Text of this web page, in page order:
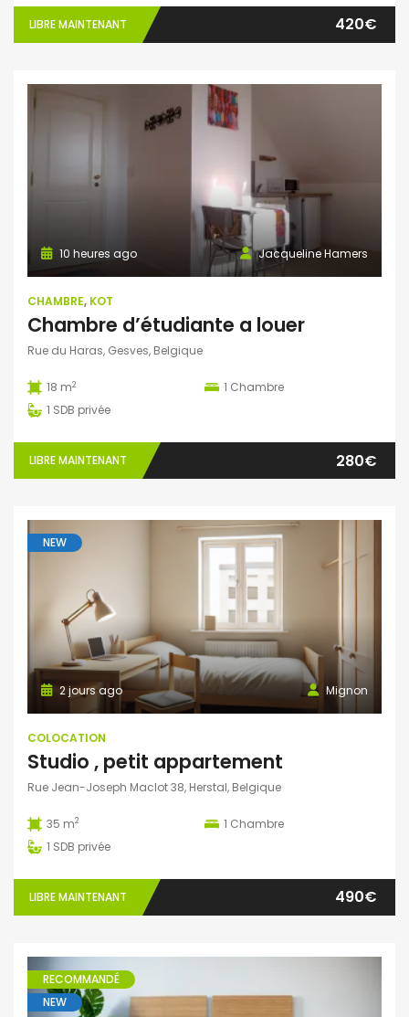
LIBRE MAINTENANT 420€
Jacqueline Hamers
10 heures ago
CHAMBRE, KOT
Chambre d’étudiante a louer
Rue du Haras, Gesves, Belgique
18 m2 1 Chambre
1 SDB privée
LIBRE MAINTENANT 280€
NEW
Mignon
2 jours ago
COLOCATION
Studio , petit appartement
Rue Jean-Joseph Maclot 38, Herstal, Belgique
35 m2 1 Chambre
1 SDB privée
LIBRE MAINTENANT 490€
RECOMMANDÉ
NEW